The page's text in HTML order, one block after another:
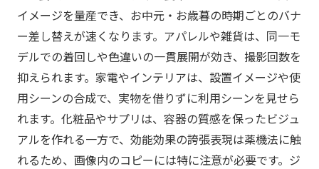
イメージを量産でき、お中元・お歳暮の時期ごとのバナ
ー差し替えが速くなります。アパレルや雑貨は、同一モ
デルでの着回しや色違いの一貫展開が効き、撮影回数を
抑えられます。家電やインテリアは、設置イメージや使
用シーンの合成で、実物を借りずに利用シーンを見せら
れます。化粧品やサプリは、容器の質感を保ったビジュ
アルを作れる一方で、効能効果の誇張表現は薬機法に触
れるため、画像内のコピーには特に注意が必要です。ジ